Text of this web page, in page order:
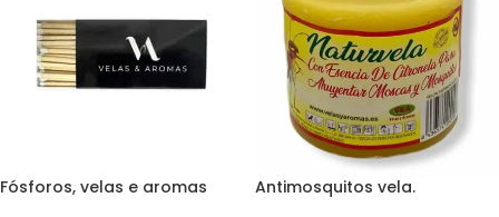
Fósforos, velas e aromas
Antimosquitos vela.